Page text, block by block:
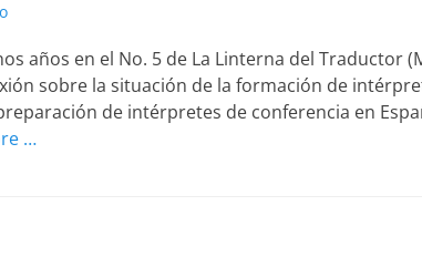
años en el No. 5 de La Linterna del Traductor
sobre la situación de la formación de
de intérpretes de conferencia en
…